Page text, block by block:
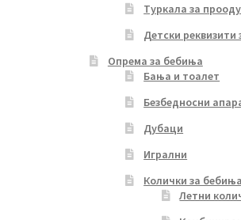
Туркала за
Детски реквизити
Опрема за бебиња
Бања и тоалет
Безбедносни
Дубаци
Игрални
Колички за бебиња
Летни